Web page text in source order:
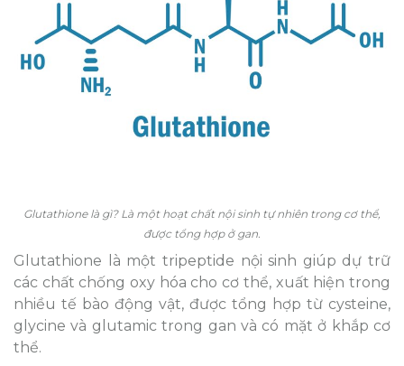
Glutathione là gì? Là một hoạt chất nội sinh tự nhiên trong cơ thể,
được tổng hợp ở gan.
Glutathione là một tripeptide nội sinh giúp dự trữ
các chất chống oxy hóa cho cơ thể, xuất hiện trong
nhiều tế bào động vật, được tổng hợp từ cysteine,
glycine và glutamic trong gan và có mặt ở khắp cơ
thể.